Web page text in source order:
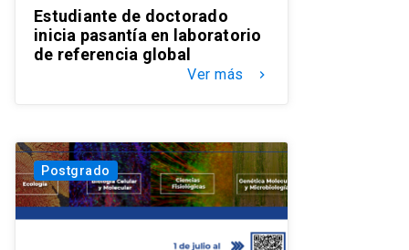
Estudiante de doctorado
inicia pasantía en laboratorio
de referencia global
Ver más keyboard_arrow_right
Postgrado